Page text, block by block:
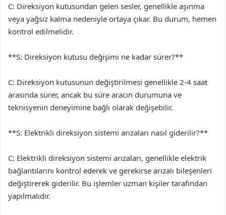
C: Direksiyon kutusundan gelen sesler, genellikle aşınma
veya yağsız kalma nedeniyle ortaya çıkar. Bu durum, hemen
kontrol edilmelidir.
**S: Direksiyon kutusu değişimi ne kadar sürer?**
C: Direksiyon kutusunun değiştirilmesi genellikle 2-4 saat
arasında sürer, ancak bu süre aracın durumuna ve
teknisyenin deneyimine bağlı olarak değişebilir.
**S: Elektrikli direksiyon sistemi arızaları nasıl giderilir?**
C: Elektrikli direksiyon sistemi arızaları, genellikle elektrik
bağlantılarını kontrol ederek ve gerekirse arızalı bileşenleri
değiştirerek giderilir. Bu işlemler uzman kişiler tarafından
yapılmalıdır.